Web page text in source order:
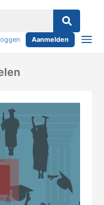
Aanmelden